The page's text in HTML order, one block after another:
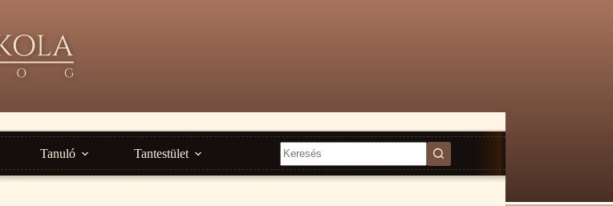
Tanuló Tantestület
Nincs
találat